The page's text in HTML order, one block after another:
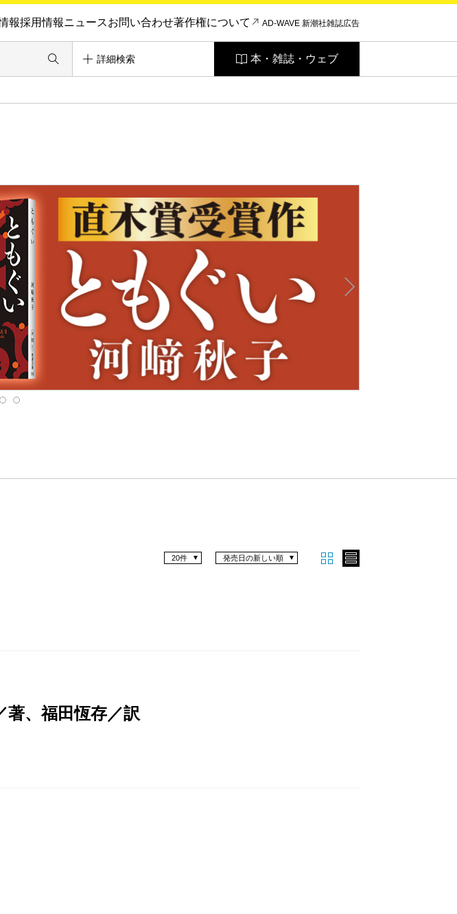
報採用情報ニュースお問い合わせ著作権について AD-WAVE 新潮社雑誌広告
詳細検索 本・雑誌・ウェブ
発売日の新しい順
20件
、福田恆存／訳